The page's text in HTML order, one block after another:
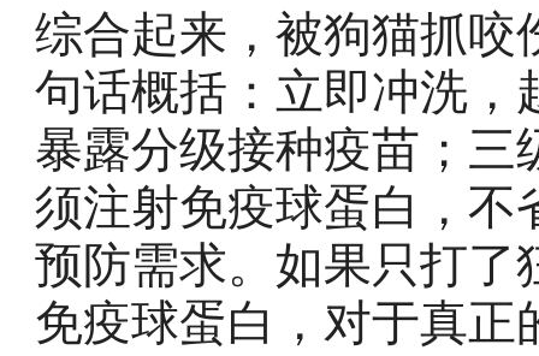
综合起来，被狗猫抓咬
句话概括：立即冲洗，
暴露分级接种疫苗；三
须注射免疫球蛋白，不
预防需求。如果只打了
免疫球蛋白，对于真正